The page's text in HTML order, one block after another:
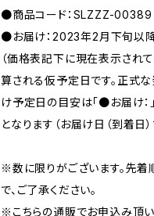
●商品コード：SLZZZ-00389
●お届け：2023年2月下旬以
（価格表記下に現在表示され
算される仮予定日です。正式
け予定日の目安は「●お届け
となります（お届け日（到着日）
※数に限りがございます。先着
で、ご了承ください。
※こちらの通販でお申込み頂